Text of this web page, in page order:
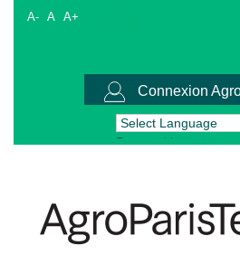
A- A A+
Connexion
Powered by